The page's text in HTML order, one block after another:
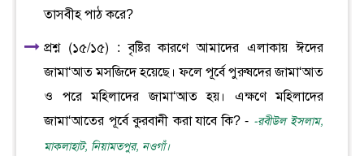
তাসবীহ পাঠ করে?
প্রশ্ন (১৫/১৫) : বৃষ্টির কারণে আমাদের এলাকায় ঈদের
জামা‘আত মসজিদে হয়েছে। ফলে পূর্বে পুরুষদের জামা‘আত
ও পরে মহিলাদের জামা‘আত হয়। এক্ষণে মহিলাদের
জামা‘আতের পূর্বে কুরবানী করা যাবে কি? - -রবীউল ইসলাম,
মাকলাহাট, নিয়ামতপুর, নওগাঁ।